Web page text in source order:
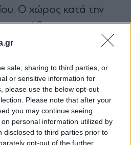
sale, sharing to third parties, or
or sensitive information for
please use the below opt-out
Please note that after your
you may continue seeing
personal information utilized by
disclosed to third parties prior to
opt-out of the further
Ο χώρος κατά την
και
την πυρκαγιά του 1917,
Πύργος#Λίνα Μενδώνη